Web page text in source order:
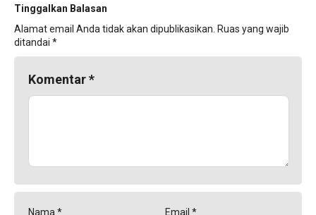
Tinggalkan Balasan
Alamat email Anda tidak akan dipublikasikan. Ruas yang wajib
ditandai *
Komentar*
Nama * Email *